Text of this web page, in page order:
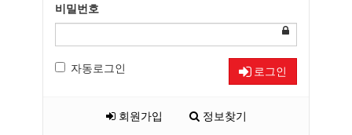
비밀번호
자동로그인 로그인
회원가입 정보찾기